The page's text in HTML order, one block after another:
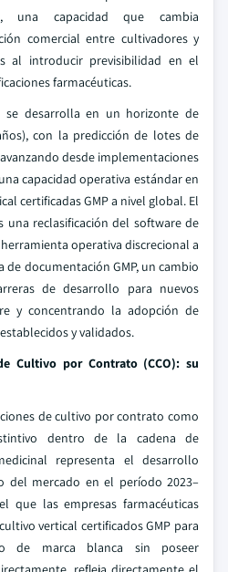
una capacidad que cambia
comercial entre cultivadores y
al introducir previsibilidad en el
farmacéuticas.
se desarrolla en un horizonte de
con la predicción de lotes de
desde implementaciones
capacidad operativa estándar en
certificadas GMP a nivel global. El
una reclasificación del software de
operativa discrecional a
documentación GMP, un cambio
de desarrollo para nuevos
y concentrando la adopción de
y validados.
Cultivo por Contrato (CCO): su
de cultivo por contrato como
dentro de la cadena de
representa el desarrollo
del mercado en el período 2023–
que las empresas farmacéuticas
vertical certificados GMP para
de marca blanca sin poseer